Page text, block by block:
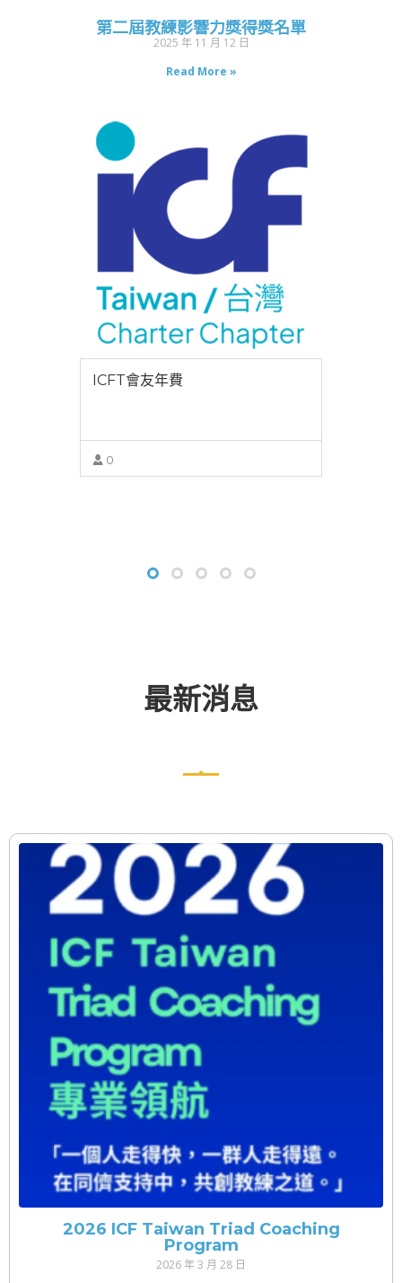
第二屆教練影響力獎得獎名單
2025 年 11 月 12 日
Read More »
ICFT會友年費
0
最新消息
2026 ICF Taiwan Triad Coaching
Program
2026 年 3 月 28 日